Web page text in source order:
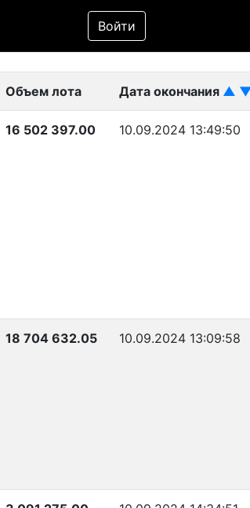
Войти
Фильтр
Объем лота Дата окончания ▲
16 502 397.00 10.09.2024 13:49:50
18 704 632.05 10.09.2024 13:09:58